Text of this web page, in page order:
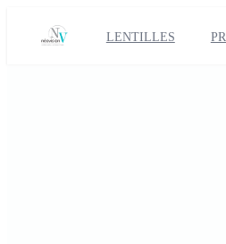
LENTILLES